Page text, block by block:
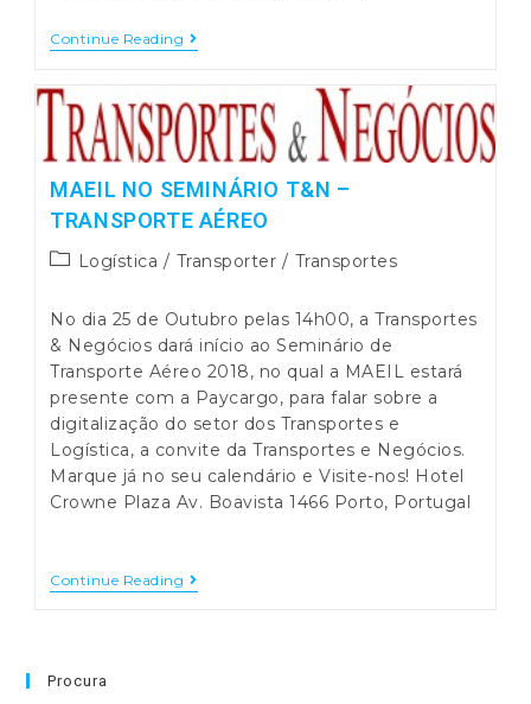
Continue Reading MAEIL
No
TRANSITÁRIO
2018
MAEIL NO SEMINÁRIO T&N –
TRANSPORTE AÉREO
PostLogística / Transporter / Transportes
No dia 25 de Outubro pelas 14h00, a Transportes
& Negócios dará início ao Seminário de
Transporte Aéreo 2018, no qual a MAEIL estará
presente com a Paycargo, para falar sobre a
digitalização do setor dos Transportes e
Logística, a convite da Transportes e Negócios.
Marque já no seu calendário e Visite-nos! Hotel
Crowne Plaza Av. Boavista 1466 Porto, Portugal
Continue Reading MAEIL
No
Procura